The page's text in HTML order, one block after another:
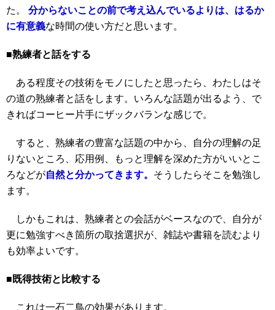
た。 分からないことの前で考え込んでいるよりは、はるか
に有意義な時間の使い方だと思います。
■熟練者と話をする
ある程度その技術をモノにしたと思ったら、わたしはそ
の道の熟練者と話をします。いろんな話題が出るよう、で
きればコーヒー片手にザックバランな感じで。
すると、熟練者の豊富な話題の中から、自分の理解の足
りないところ、応用例、もっと理解を深めた方がいいとこ
ろなどが自然と分かってきます。 そうしたらそこを勉強し
ます。
しかもこれは、熟練者との会話がベースなので、自分が
更に勉強すべき箇所の取捨選択が、雑誌や書籍を読むより
も効率よいです。
■既得技術と比較する
これは一石二鳥の効果があります。